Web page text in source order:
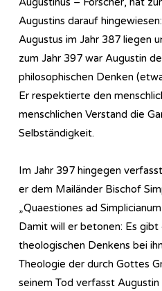
Augustins darauf
Augustus im Jahr 387 liegen
zum Jahr 397 war Augustin
philosophischen Denken
Er respektierte den
menschlichen Verstand die
Selbständigkeit.
Im Jahr 397 hingegen
er dem Mailänder Bischof
„Quaestiones ad
Damit will er betonen: Es
theologischen Denkens bei
Theologie der durch Gottes
seinem Tod verfasst